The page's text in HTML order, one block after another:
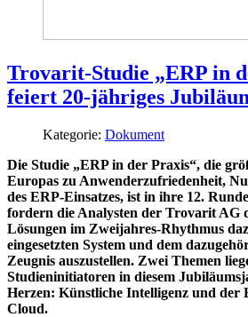
Trovarit-Studie „ERP in
feiert 20-jähriges
Kategorie: Dokument
Die Studie „ERP in der Praxis“, die
Europas zu Anwenderzufriedenheit,
des ERP-Einsatzes, ist in ihre 12.
fordern die Analysten der Trovarit AG
Lösungen im Zweijahres-Rhythmus
eingesetzten System und dem
Zeugnis auszustellen. Zwei Themen
Studieninitiatoren in diesem
Herzen: Künstliche Intelligenz und der
Cloud.